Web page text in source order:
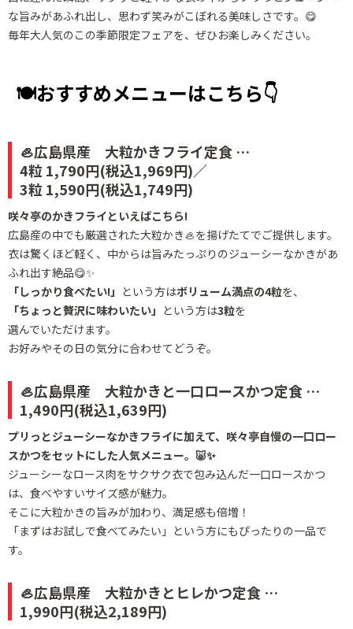
な旨みがあふれ出し、 思わず笑みがこぼれる美味しさです。😋
毎年大人気のこの季節限定フェアを、ぜひお楽しみください。
🍽おすすめメニューはこちら👇
🦪広島県産 大粒かきフライ定食 …
4粒 1,790円(税込1,969円)／
3粒 1,590円(税込1,749円)
咲々亭のかきフライといえばこちら!
広島産の中でも厳選された大粒かき🦪を揚げたてでご提供します。
衣は驚くほど軽く、中からは旨みたっぷりのジューシーなかきがあ
ふれ出す絶品😋✨
「しっかり食べたい!」 という方はボリューム満点の4粒を、
「ちょっと贅沢に味わいたい」 という方は3粒を
選んでいただけます。
お好みやその日の気分に合わせてどうぞ。
🦪広島県産 大粒かきと一口ロースかつ定食 …
1,490円(税込1,639円)
プリっとジューシーなかきフライに加えて、咲々亭自慢の一口ロー
スかつをセットにした人気メニュー。🐷✨
ジューシーなロース肉をサクサク衣で包み込んだ一口ロースかつ
は、食べやすいサイズ感が魅力。
そこに大粒かきの旨みが加わり、満足感も倍増！
「まずはお試しで食べてみたい」という方にもぴったりの一品で
す。
🦪広島県産 大粒かきとヒレかつ定食 …
1,990円(税込2,189円)